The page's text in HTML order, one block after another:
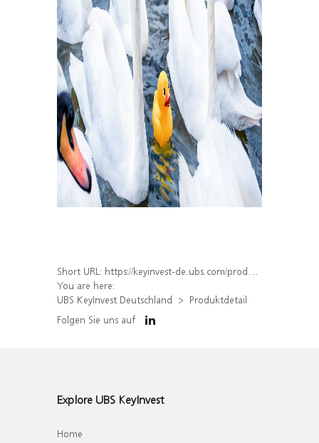
Short URL: https://keyinvest-de.ubs.com/produkt/detail/index/isin/DE000WA767G4
You are here:
UBS KeyInvest Deutschland
Produktdetail
Folgen Sie uns auf
Explore UBS KeyInvest
Home